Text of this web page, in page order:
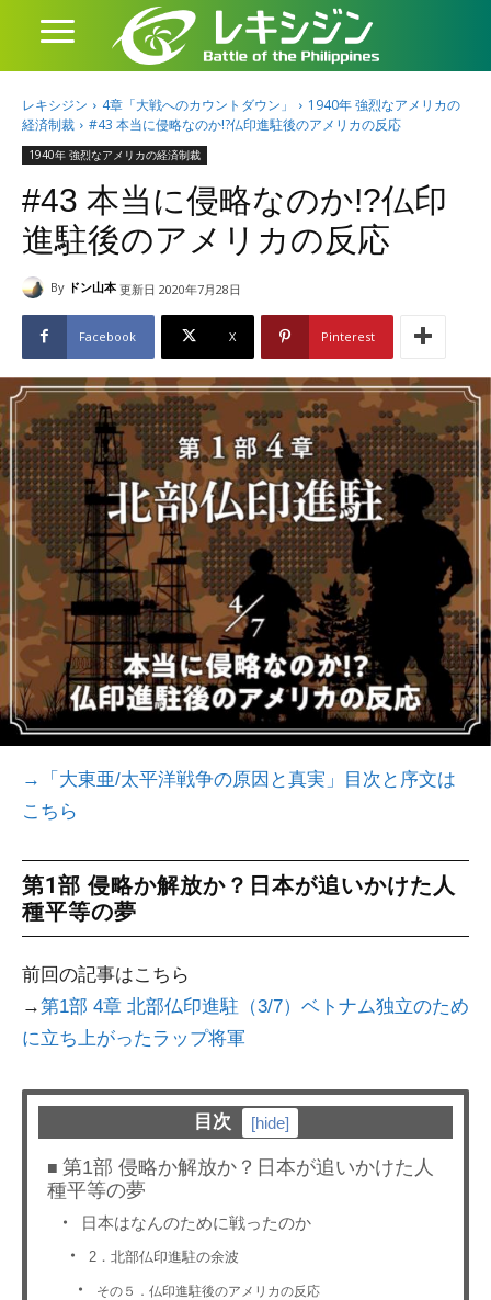
レキシジン 4章「大戦へのカウントダウン」
1940年 強烈なアメリカの
経済制裁
#43 本当に侵略なのか!?仏印進駐後のアメリカの反応
1940年 強烈なアメリカの経済制裁
#43 本当に侵略なのか!?仏印
進駐後のアメリカの反応
By ドン山本 更新日 2020年7月28日
Facebook X Pinterest
→
「大東亜/太平洋戦争の原因と真実」目次と序文は
こちら
第1部 侵略か解放か？日本が追いかけた人
種平等の夢
前回の記事はこちら
→第1部 4章 北部仏印進駐（3/7）ベトナム独立のため
に立ち上がったラップ将軍
目次 [hide]
第1部 侵略か解放か？日本が追いかけた人
種平等の夢
日本はなんのために戦ったのか
2．北部仏印進駐の余波
その５．仏印進駐後のアメリカの反応